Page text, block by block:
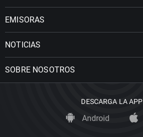
EMISORAS
NOTICIAS
SOBRE NOSOTROS
DESCARGA LA APP
Android